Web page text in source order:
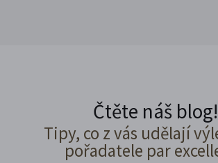
Čtěte náš blog!
Tipy, co z vás udělají
pořadatele par